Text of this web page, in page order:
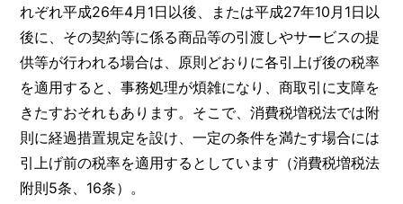
れぞれ平成26年4月1日以後、または平成27年10月1日以
後に、その契約等に係る商品等の引渡しやサービスの提
供等が行われる場合は、原則どおりに各引上げ後の税率
を適用すると、事務処理が煩雑になり、商取引に支障を
きたすおそれもあります。そこで、消費税増税法では附
則に経過措置規定を設け、一定の条件を満たす場合には
引上げ前の税率を適用するとしています（消費税増税法
附則5条、16条）。